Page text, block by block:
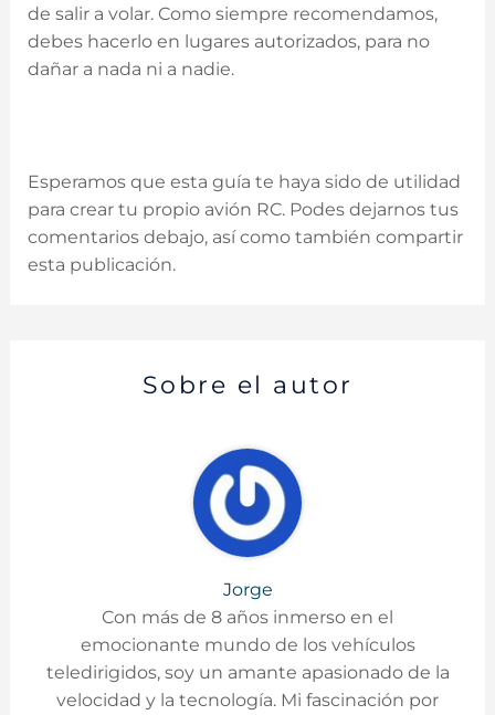
de salir a volar. Como siempre recomendamos,
debes hacerlo en lugares autorizados, para no
dañar a nada ni a nadie.
Esperamos que esta guía te haya sido de utilidad
para crear tu propio avión RC. Podes dejarnos tus
comentarios debajo, así como también compartir
esta publicación.
Sobre el autor
Jorge
Con más de 8 años inmerso en el
emocionante mundo de los vehículos
teledirigidos, soy un amante apasionado de la
velocidad y la tecnología. Mi fascinación por